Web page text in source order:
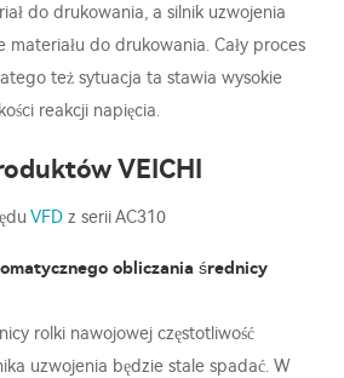
do drukowania, a silnik uzwojenia
materiału do drukowania. Cały proces
też sytuacja ta stawia wysokie
reakcji napięcia.
VEICHI
VFD z serii AC310
obliczania średnicy
rolki nawojowej częstotliwość
uzwojenia będzie stale spadać. W